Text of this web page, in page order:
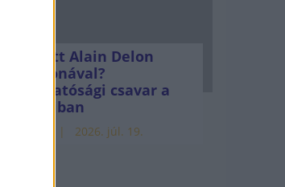
Mi lett Alain Delon
vagyonával?
Adóhatósági csavar a
sztoriban
2026. júl. 19.